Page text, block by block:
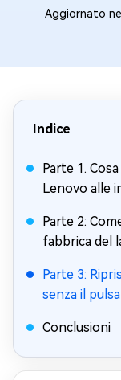
Aggiornato
Indice
Parte 1.
Lenovo alle
Parte 2:
fabbrica del
Parte 3:
senza il
Conclusioni